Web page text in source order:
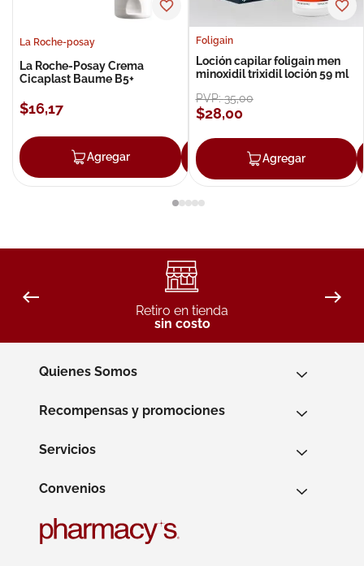
La Roche-posay
La Roche-Posay Crema
Cicaplast Baume B5+
$16,17
Agregar Agregar
Foligain
Loción capilar foligain men
minoxidil trixidil loción 59 ml
PVP:35,00
$28,00
Agregar
Retiro en tienda
sin costo
Quienes Somos
Recompensas y promociones
Servicios
Convenios